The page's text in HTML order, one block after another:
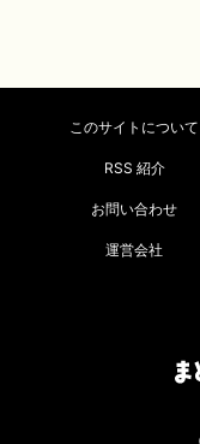
このサイトについて
RSS 紹介
お問い合わせ
運営会社